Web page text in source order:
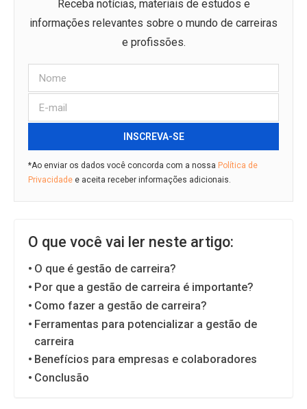
Receba notícias, materiais de estudos e
informações relevantes sobre o mundo de carreiras
e profissões.
INSCREVA-SE
*Ao enviar os dados você concorda com a nossa Política de
Privacidade e aceita receber informações adicionais.
O que você vai ler neste artigo:
O que é gestão de carreira?
Por que a gestão de carreira é importante?
Como fazer a gestão de carreira?
Ferramentas para potencializar a gestão de
carreira
Benefícios para empresas e colaboradores
Conclusão